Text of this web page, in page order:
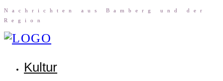
Nach­rich­ten aus Bam­berg und der
Region
Kul­tur